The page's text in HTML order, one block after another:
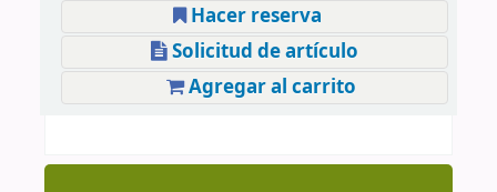
Hacer reserva
Solicitud de artículo
Agregar al carrito